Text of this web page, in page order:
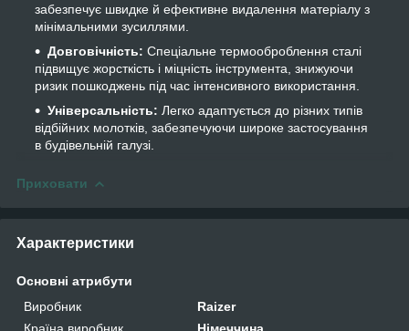
забезпечує швидке й ефективне видалення матеріалу з
мінімальними зусиллями.
Довговічність: Спеціальне термооброблення сталі
підвищує жорсткість і міцність інструмента, знижуючи
ризик пошкоджень під час інтенсивного використання.
Універсальність: Легко адаптується до різних типів
відбійних молотків, забезпечуючи широке застосування
в будівельній галузі.
Приховати
Характеристики
Основні атрибути
Виробник
Raizer
Країна виробник
Німеччина